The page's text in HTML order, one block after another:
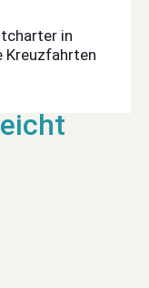
in
Kreuzfahrten